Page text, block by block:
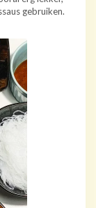
gebruiken.